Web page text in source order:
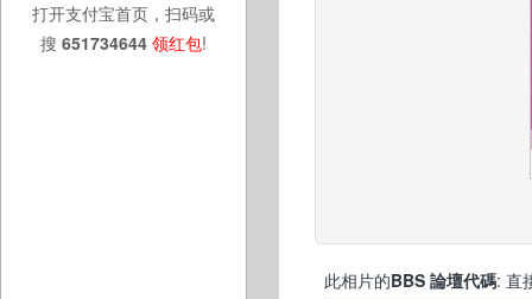
打开支付宝首页，扫码或
搜 651734644 领红包!
此相片的BBS 論壇代碼: 直